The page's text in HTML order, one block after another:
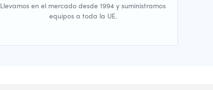
Llevamos en el mercado desde 1994 y suministramos
equipos a toda la UE.